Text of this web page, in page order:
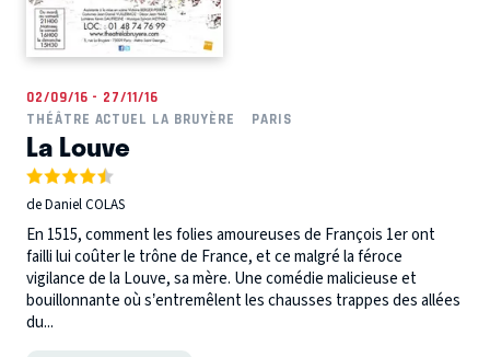
02/09/16 - 27/11/16
THÉÂTRE ACTUEL LA BRUYÈRE
PARIS
La Louve
de Daniel COLAS
En 1515, comment les folies amoureuses de François 1er ont
failli lui coûter le trône de France, et ce malgré la féroce
vigilance de la Louve, sa mère. Une comédie malicieuse et
bouillonnante où s’entremêlent les chausses trappes des allées
du...